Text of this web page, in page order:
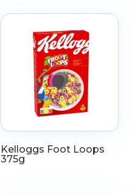
Kelloggs Foot Loops
375g